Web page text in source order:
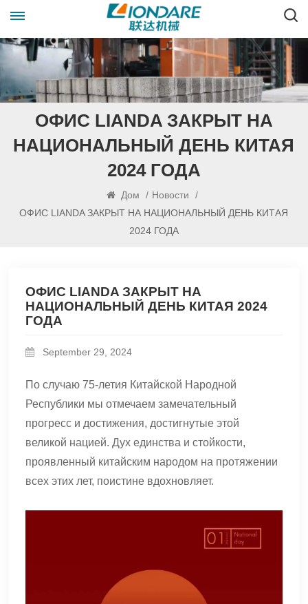
ОФИС LIANDA ЗАКРЫТ НА
НАЦИОНАЛЬНЫЙ ДЕНЬ КИТАЯ
2024 ГОДА
Дом / Новости
/
ОФИС LIANDA ЗАКРЫТ НА НАЦИОНАЛЬНЫЙ ДЕНЬ КИТАЯ
2024 ГОДА
ОФИС LIANDA ЗАКРЫТ НА
НАЦИОНАЛЬНЫЙ ДЕНЬ КИТАЯ 2024
ГОДА
September 29, 2024
По случаю 75-летия Китайской Народной
Республики мы отмечаем замечательный
прогресс и достижения, достигнутые этой
великой нацией. Дух единства и стойкости,
проявленный китайским народом на протяжении
всех этих лет, поистине вдохновляет.